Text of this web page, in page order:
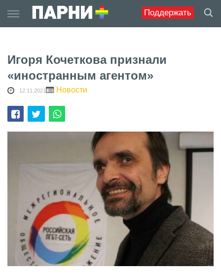
Поддержать
to
content
Игоря Кочеткова признали
«иностранным агентом»
12.11.2021 Новости